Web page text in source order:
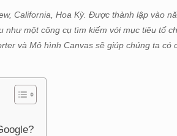
California, Hoa Kỳ. Được thành lập vào
một công cụ tìm kiếm với mục tiêu tổ
và Mô hình Canvas sẽ giúp chúng ta